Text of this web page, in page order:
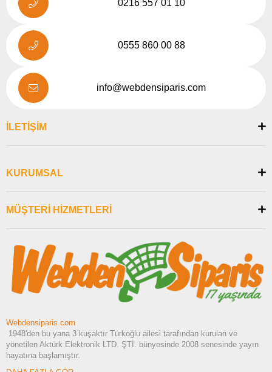
0216 557 01 10
0555 860 00 88
info@webdensiparis.com
İLETİŞİM
KURUMSAL
MÜŞTERİ HİZMETLERİ
Webdensiparis.com
1948'den bu yana 3 kuşaktır Türkoğlu ailesi tarafından kurulan ve
yönetilen Aktürk Elektronik LTD. ŞTİ. bünyesinde 2008 senesinde yayın
hayatına başlamıştır.